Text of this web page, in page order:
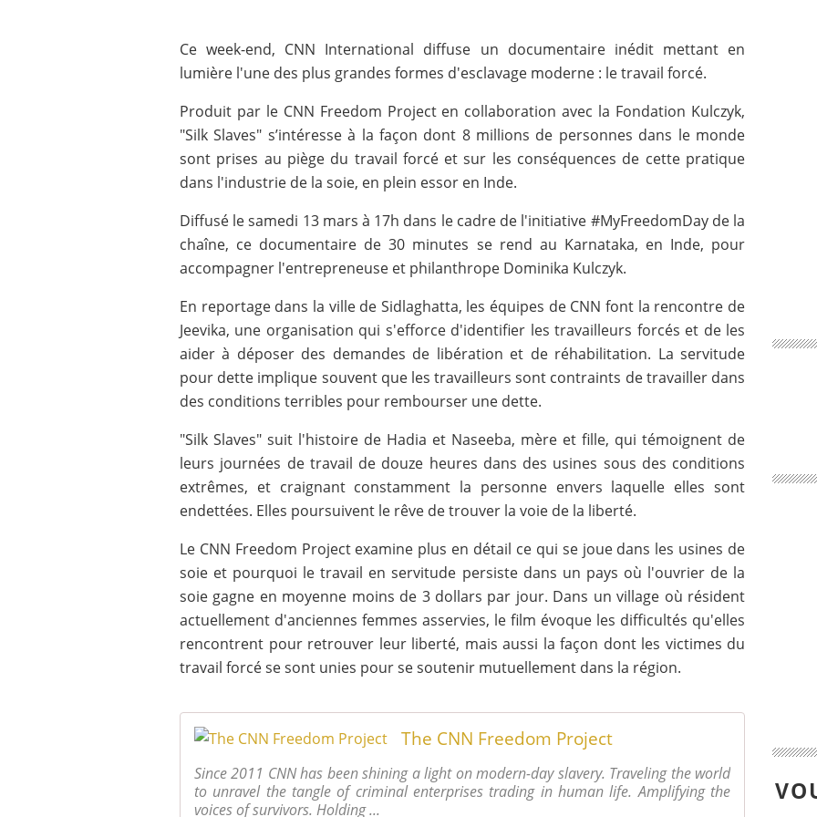
Ce week-end, CNN International diffuse un documentaire inédit mettant en
lumière l'une des plus grandes formes d'esclavage moderne : le travail forcé.
Produit par le CNN Freedom Project en collaboration avec la Fondation Kulczyk,
"Silk Slaves" s’intéresse à la façon dont 8 millions de personnes dans le monde
sont prises au piège du travail forcé et sur les conséquences de cette pratique
dans l'industrie de la soie, en plein essor en Inde.
Diffusé le samedi 13 mars à 17h dans le cadre de l'initiative #MyFreedomDay de la
chaîne, ce documentaire de 30 minutes se rend au Karnataka, en Inde, pour
accompagner l'entrepreneuse et philanthrope Dominika Kulczyk.
En reportage dans la ville de Sidlaghatta, les équipes de CNN font la rencontre de
Jeevika, une organisation qui s'efforce d'identifier les travailleurs forcés et de les
aider à déposer des demandes de libération et de réhabilitation. La servitude
pour dette implique souvent que les travailleurs sont contraints de travailler dans
des conditions terribles pour rembourser une dette.
"Silk Slaves" suit l'histoire de Hadia et Naseeba, mère et fille, qui témoignent de
leurs journées de travail de douze heures dans des usines sous des conditions
extrêmes, et craignant constamment la personne envers laquelle elles sont
endettées. Elles poursuivent le rêve de trouver la voie de la liberté.
Le CNN Freedom Project examine plus en détail ce qui se joue dans les usines de
soie et pourquoi le travail en servitude persiste dans un pays où l'ouvrier de la
soie gagne en moyenne moins de 3 dollars par jour. Dans un village où résident
actuellement d'anciennes femmes asservies, le film évoque les difficultés qu'elles
rencontrent pour retrouver leur liberté, mais aussi la façon dont les victimes du
travail forcé se sont unies pour se soutenir mutuellement dans la région.
The CNN Freedom Project
Since 2011 CNN has been shining a light on modern-day slavery. Traveling the world
to unravel the tangle of criminal enterprises trading in human life. Amplifying the
voices of survivors. Holding ...